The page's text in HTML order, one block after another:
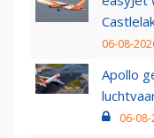
06-08-
Apollo
06-